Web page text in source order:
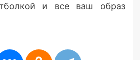
и все ваш образ